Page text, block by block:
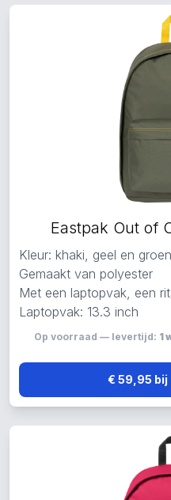
Eastpak Out of
Kleur: khaki, geel en groen
Gemaakt van polyester
Met een laptopvak, een
Laptopvak: 13.3 inch
Op voorraad — levertijd: 1
€ 59,95 bij